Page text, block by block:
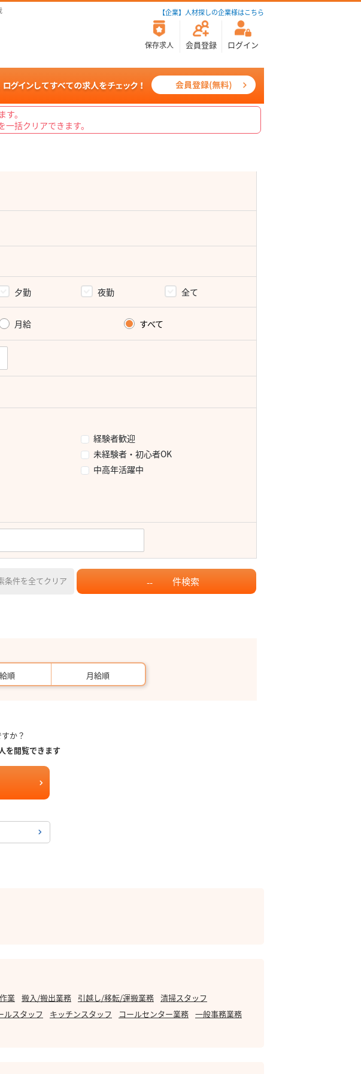
【企業】人材探しの企業様はこちら
保存求人 会員登録 ログイン
。
括クリアできます。
夕勤 夜勤 全て
月給 すべて
経験者歓迎
未経験者・初心者OK
中高年活躍中
条件を全てクリア -- 件検索
順 月給順
か？
を閲覧できます
業 搬入/搬出業務 引越し/移転/運搬業務 清掃スタッフ
ルスタッフ キッチンスタッフ コールセンター業務 一般事務業務